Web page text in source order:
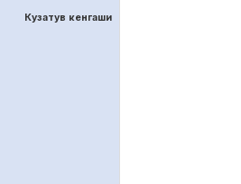
Кузатув кенгаши